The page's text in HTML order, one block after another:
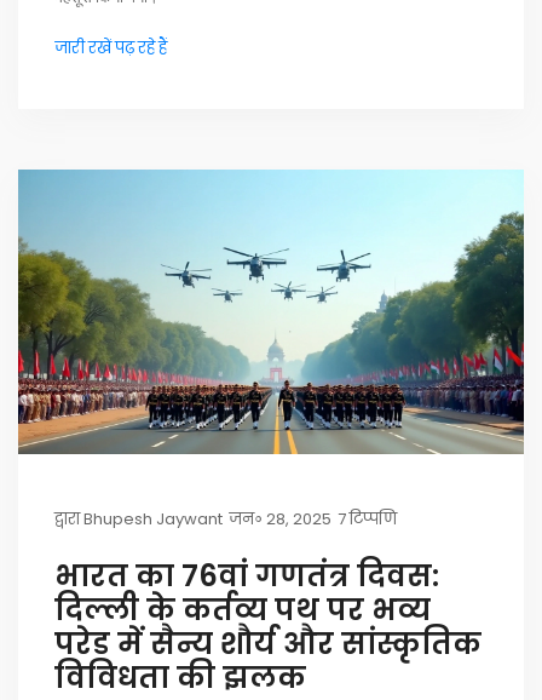
जारी रखें पढ़ रहे हैं
द्वाराBhupesh Jaywant जन॰ 28, 2025 7 टिप्पणि
भारत का 76वां गणतंत्र दिवस:
दिल्ली के कर्तव्य पथ पर भव्य
परेड में सैन्य शौर्य और सांस्कृतिक
विविधता की झलक